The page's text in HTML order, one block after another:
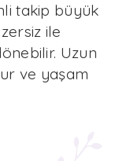
takip büyük
ile
Uzun
ve yaşam